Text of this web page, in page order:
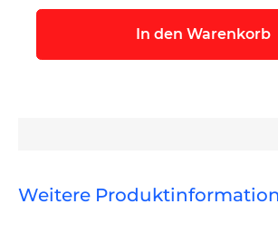
In den Warenkorb
Weitere